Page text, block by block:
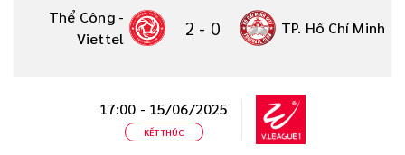
Thể Công -
Viettel
2 - 0 TP. Hồ Chí Minh
17:00 - 15/06/2025
KẾT THÚC